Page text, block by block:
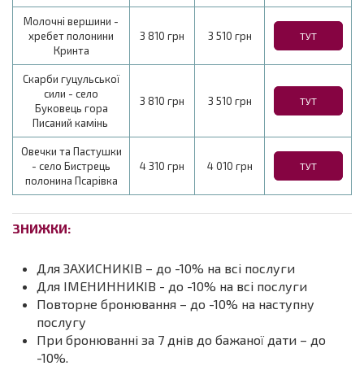
Молочні вершини -
хребет полонини
Кринта
3 810 грн 3 510 грн ТУТ
Скарби гуцульської
сили - село
Буковець гора
Писаний камінь
3 810 грн 3 510 грн ТУТ
Овечки та Пастушки
- село Бистрець
полонина Псарівка
4 310 грн 4 010 грн ТУТ
ЗНИЖКИ:
Для ЗАХИСНИКІВ – до -10% на всі послуги
Для ІМЕНИННИКІВ - до -10% на всі послуги
Повторне бронювання – до -10% на наступну
послугу
При бронюванні за 7 днів до бажаної дати – до
-10%.